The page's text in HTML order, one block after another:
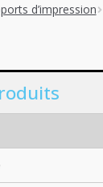
d’impression